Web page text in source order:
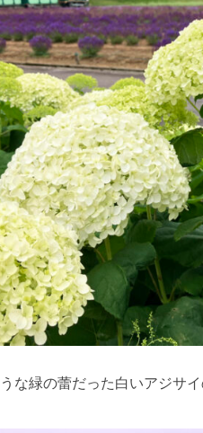
な緑の蕾だった白いアジサ